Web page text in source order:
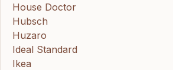
House Doctor
Hubsch
Huzaro
Ideal Standard
Ikea